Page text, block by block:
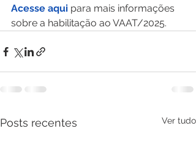
Acesse aqui para mais informações
sobre a habilitação ao VAAT/2025.
Posts recentes Ver tudo